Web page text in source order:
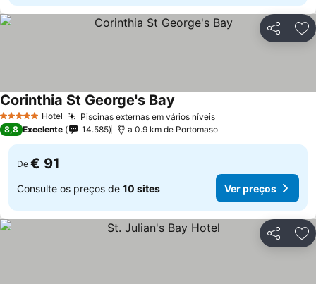
Partilhar
5 Estrelas Hotel Piscinas externas em vários níveisVer preços
Corinthia St George's Bay
8,8 Excelente 14.585 a 0.9 km de Portomaso
De € 91
Consulte os preços de 10 sites Ver preços
Partilhar